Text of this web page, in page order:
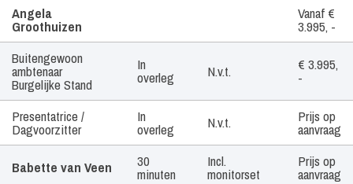
Artiest /
Boekingsvorm
Prijs
Angela
Groothuizen
Vanaf €
3.995, -
Buitengewoon
ambtenaar
Burgelijke Stand
In
overleg N.v.t. € 3.995,
-
Presentatrice /
Dagvoorzitter
In
overleg N.v.t. Prijs op
aanvraag
Babette van Veen 30
minuten
Incl.
monitorset
Prijs op
aanvraag